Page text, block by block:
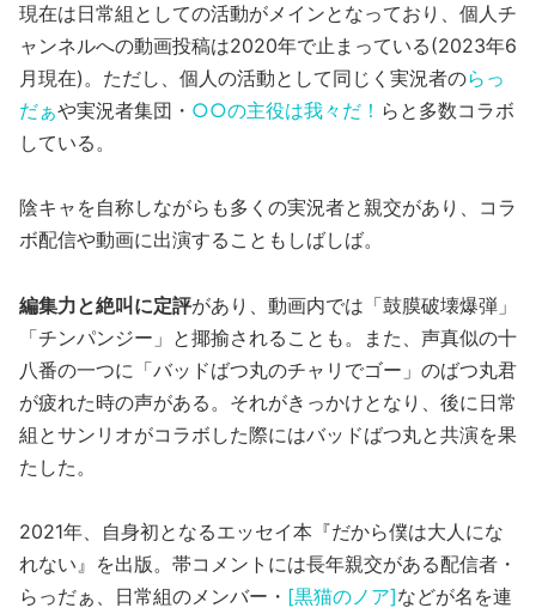
現在は日常組としての活動がメインとなっており、個人チ
ャンネルへの動画投稿は2020年で止まっている(2023年6
月現在)。ただし、個人の活動として同じく実況者のらっ
だぁや実況者集団・ ○○の主役は我々だ！ らと多数コラボ
している。
陰キャを自称しながらも多くの実況者と親交があり、コラ
ボ配信や動画に出演することもしばしば。
編集力と絶叫に定評があり、動画内では「鼓膜破壊爆弾」
「チンパンジー」と揶揄されることも。また、声真似の十
八番の一つに「バッドばつ丸のチャリでゴー」のばつ丸君
が疲れた時の声がある。それがきっかけとなり、後に日常
組とサンリオがコラボした際にはバッドばつ丸と共演を果
たした。
2021年、自身初となるエッセイ本『だから僕は大人にな
れない』を出版。帯コメントには長年親交がある配信者・
らっだぁ、日常組のメンバー・ [黒猫のノア]などが名を連